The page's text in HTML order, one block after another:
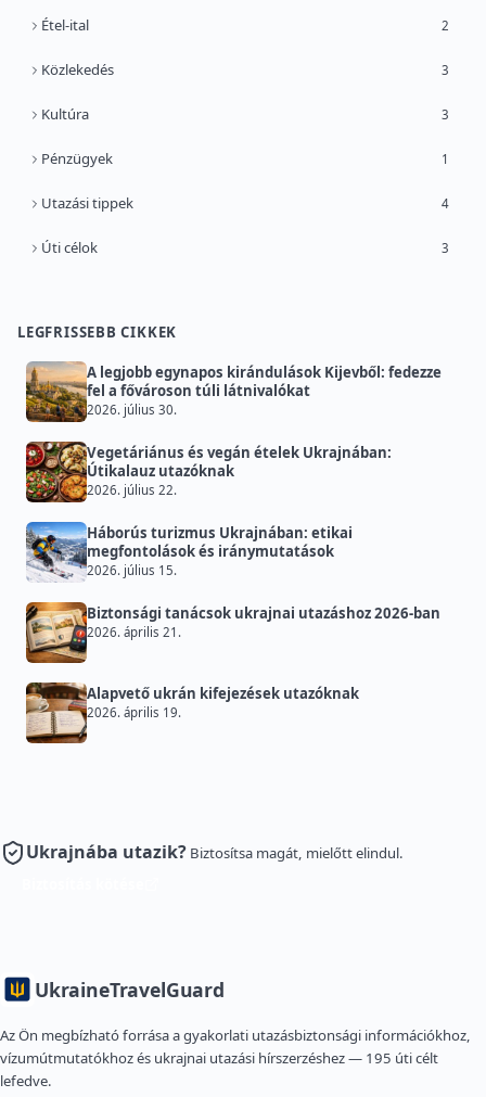
Étel-ital 2
Közlekedés 3
Kultúra 3
Pénzügyek 1
Utazási tippek 4
Úti célok 3
LEGFRISSEBB CIKKEK
A legjobb egynapos kirándulások Kijevből: fedezze
fel a fővároson túli látnivalókat
2026. július 30.
Vegetáriánus és vegán ételek Ukrajnában:
Útikalauz utazóknak
2026. július 22.
Háborús turizmus Ukrajnában: etikai
megfontolások és iránymutatások
2026. július 15.
Biztonsági tanácsok ukrajnai utazáshoz 2026-ban
2026. április 21.
Alapvető ukrán kifejezések utazóknak
2026. április 19.
Ukrajnába utazik? Biztosítsa magát, mielőtt elindul.
UkraineTravelGuard
Az Ön megbízható forrása a gyakorlati utazásbiztonsági információkhoz,
vízumútmutatókhoz és ukrajnai utazási hírszerzéshez — 195 úti célt
lefedve.